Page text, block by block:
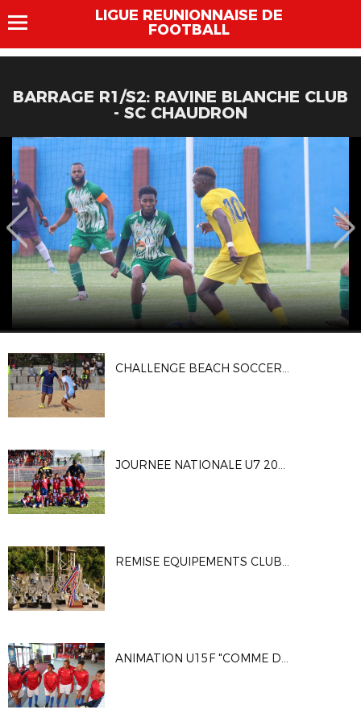
LIGUE REUNIONNAISE DE
FOOTBALL
BARRAGE R1/S2: RAVINE BLANCHE CLUB
- SC CHAUDRON
CHALLENGE BEACH SOCCER 2018
JOURNEE NATIONALE U7 2018
REMISE EQUIPEMENTS CLUBS 30 04 2018
ANIMATION U15F "COMME DES GARCONS"